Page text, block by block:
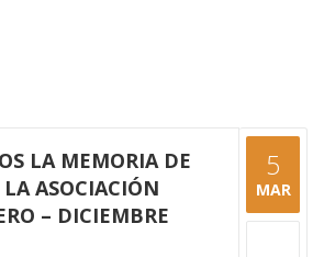
LA MEMORIA DE
ASOCIACIÓN
– DICIEMBRE
5
MAR